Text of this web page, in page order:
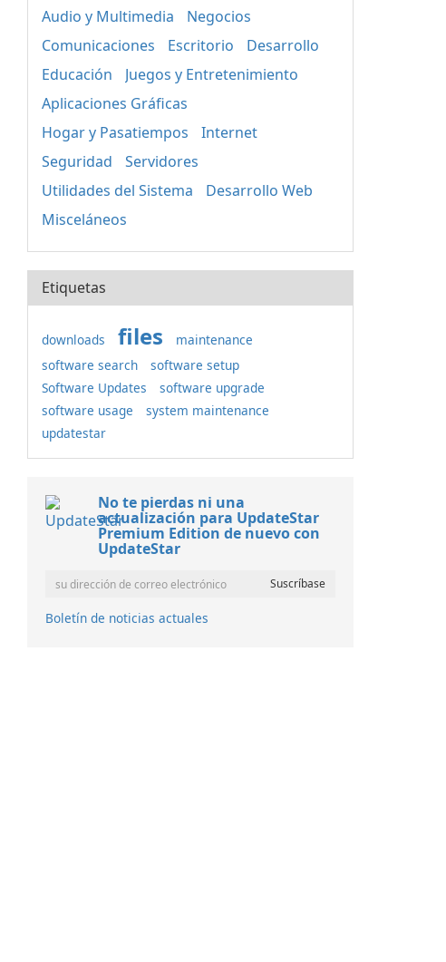
Audio y Multimedia
Negocios
Comunicaciones
Escritorio
Desarrollo
Educación
Juegos y Entretenimiento
Aplicaciones Gráficas
Hogar y Pasatiempos
Internet
Seguridad
Servidores
Utilidades del Sistema
Desarrollo Web
Misceláneos
Etiquetas
downloads files
maintenance
software search
software setup
Software Updates
software upgrade
software usage
system maintenance
updatestar
No te pierdas ni una
actualización para UpdateStar
Premium Edition de nuevo con
UpdateStar
Boletín de noticias actuales